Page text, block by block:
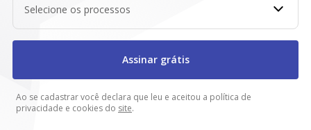
Selecione os processos
Assinar grátis
Ao se cadastrar você declara que leu e aceitou a política de
privacidade e cookies do site.